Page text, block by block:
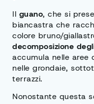
Il guano, che si
biancastra che
colore bruno/
decomposizione
accumula nelle aree
nelle grondaie,
terrazzi.
Nonostante questa